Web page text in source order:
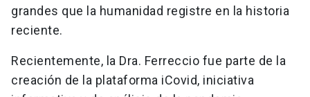
grandes que la humanidad registre en la historia
reciente.
Recientemente, la Dra. Ferreccio fue parte de la
creación de la plataforma iCovid, iniciativa